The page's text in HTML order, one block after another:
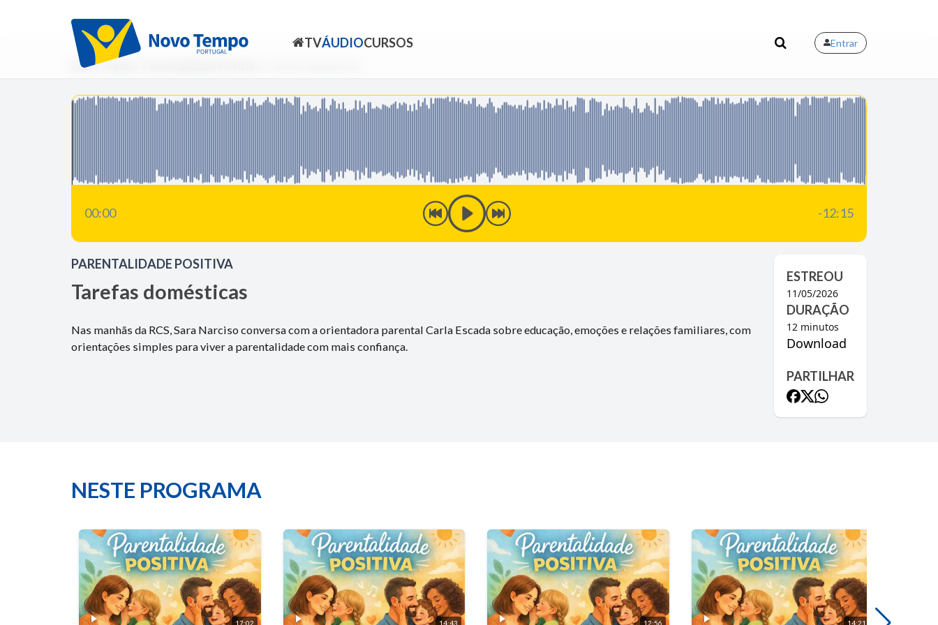
TVÁUDIOCURSOS Entrar
Início Rádio
00:00 -12:15
PARENTALIDADE POSITIVA
Tarefas domésticas
Nas manhãs da RCS, Sara Narciso conversa com a orientadora parental Carla Escada sobre educação, emoções e relações familiares, com
orientações simples para viver a parentalidade com mais confiança.
ESTREOU
11/05/2026
DURAÇÃO
12 minutos
Download
PARTILHAR
NESTE PROGRAMA
17:02 14:43 12:56 14:21